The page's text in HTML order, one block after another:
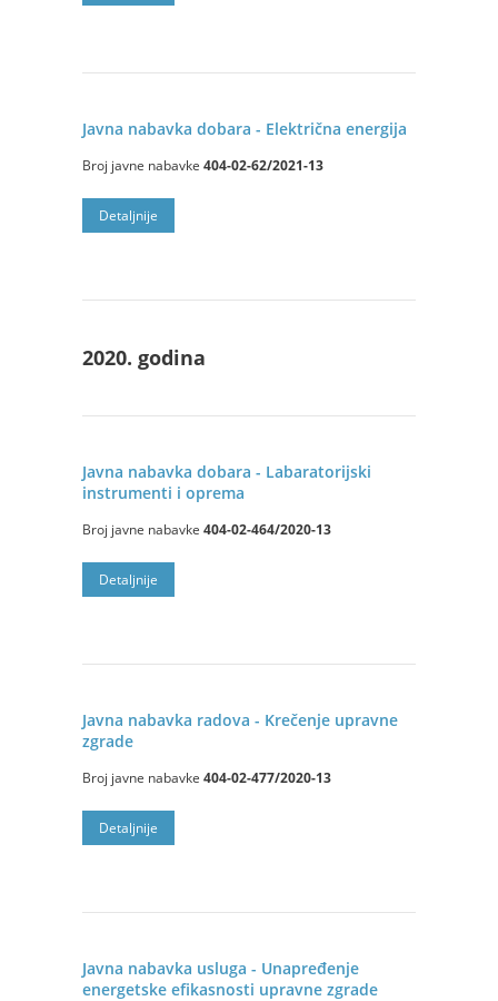
Javna nabavka dobara - Električna energija
Broj javne nabavke 404-02-62/2021-13
Detaljnije
2020. godina
Javna nabavka dobara - Labaratorijski
instrumenti i oprema
Broj javne nabavke 404-02-464/2020-13
Detaljnije
Javna nabavka radova - Krečenje upravne
zgrade
Broj javne nabavke 404-02-477/2020-13
Detaljnije
Javna nabavka usluga - Unapređenje
energetske efikasnosti upravne zgrade